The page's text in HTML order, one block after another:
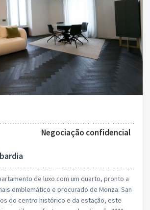
Negociação confidencial
de luxo com um quarto, pronto a
emblemático e procurado de Monza: San
do centro histórico e da estação, este